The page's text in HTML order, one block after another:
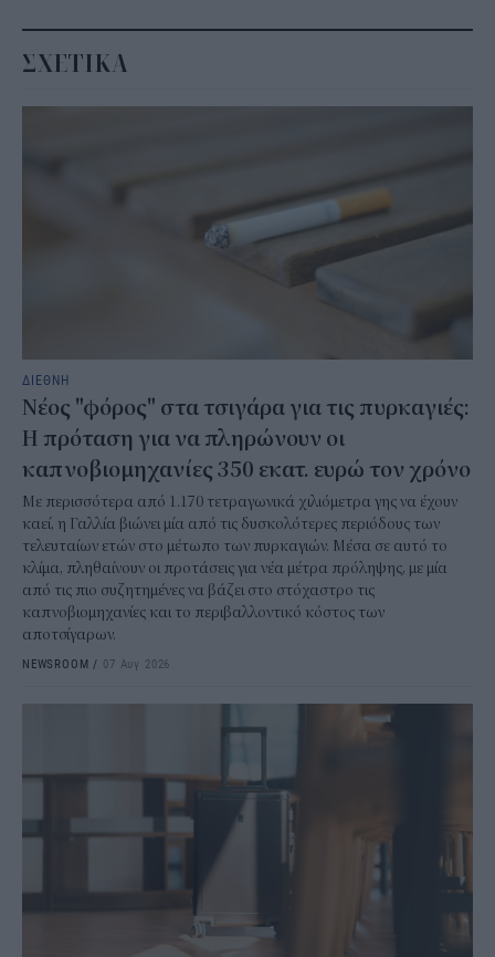
ΣΧΕΤΙΚΑ
ΔΙΕΘΝΗ
Νέος "φόρος" στα τσιγάρα για τις πυρκαγιές:
Η πρόταση για να πληρώνουν οι
καπνοβιομηχανίες 350 εκατ. ευρώ τον χρόνο
Με περισσότερα από 1.170 τετραγωνικά χιλιόμετρα γης να έχουν
καεί, η Γαλλία βιώνει μία από τις δυσκολότερες περιόδους των
τελευταίων ετών στο μέτωπο των πυρκαγιών. Μέσα σε αυτό το
κλίμα, πληθαίνουν οι προτάσεις για νέα μέτρα πρόληψης, με μία
από τις πιο συζητημένες να βάζει στο στόχαστρο τις
καπνοβιομηχανίες και το περιβαλλοντικό κόστος των
αποτσίγαρων.
NEWSROOM / 07 Αυγ 2026